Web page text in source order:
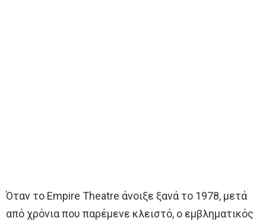
Όταν το Empire Theatre άνοιξε ξανά το 1978, μετά
από χρόνια που παρέμενε κλειστό, ο εμβληματικός